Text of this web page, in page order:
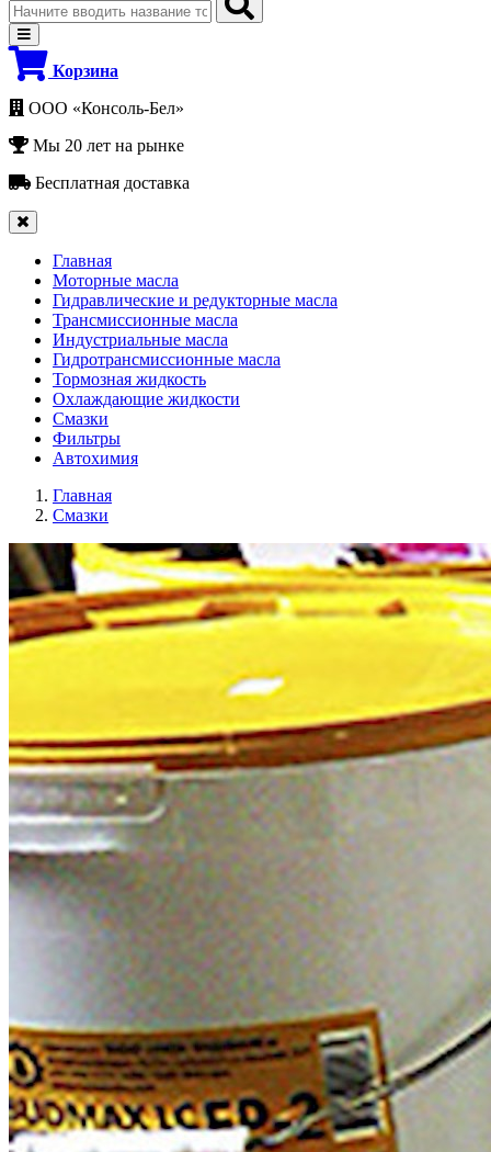
Корзина
ООО «Консоль-Бел»
Мы 20 лет на рынке
Бесплатная доставка
Главная
Моторные масла
Гидравлические и редукторные масла
Трансмиссионные масла
Индустриальные масла
Гидротрансмиссионные масла
Тормозная жидкость
Охлаждающие жидкости
Смазки
Фильтры
Автохимия
Главная
Смазки